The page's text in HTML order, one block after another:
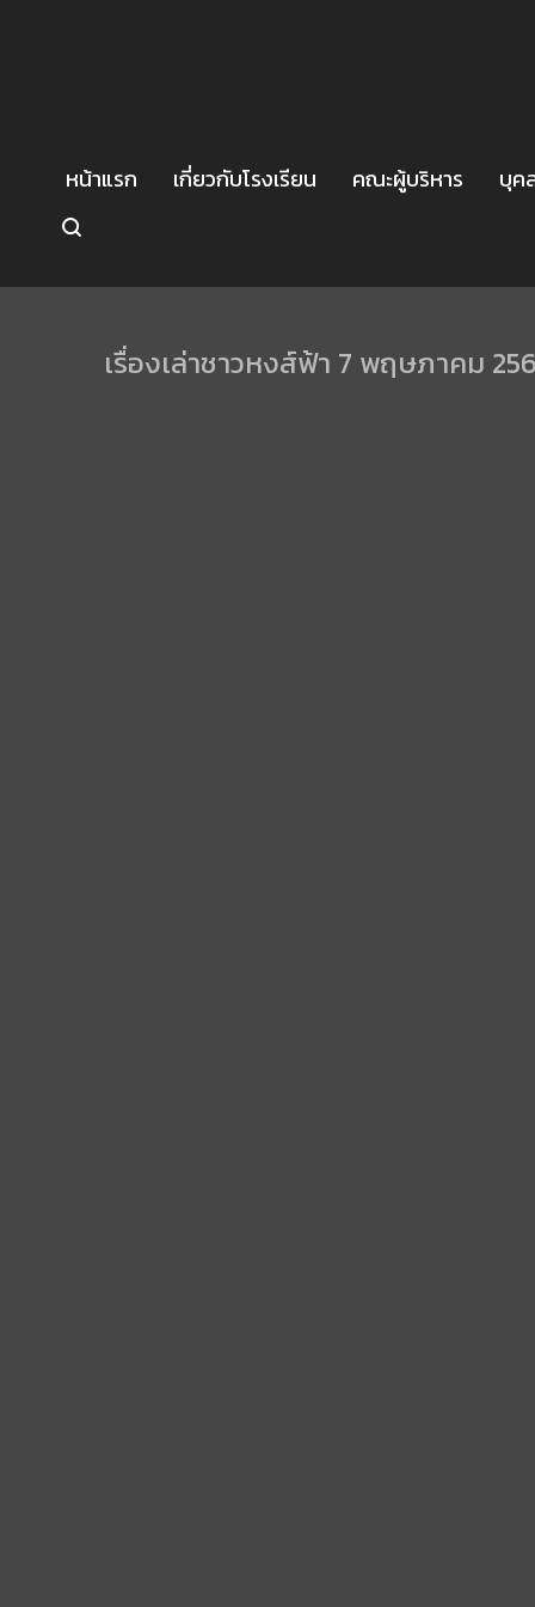
หน้าแรก เกี่ยวกับโรงเรียน คณะผู้บริหาร บุค
เรื่องเล่าชาวหงส์ฟ้า 7 พฤษภาคม